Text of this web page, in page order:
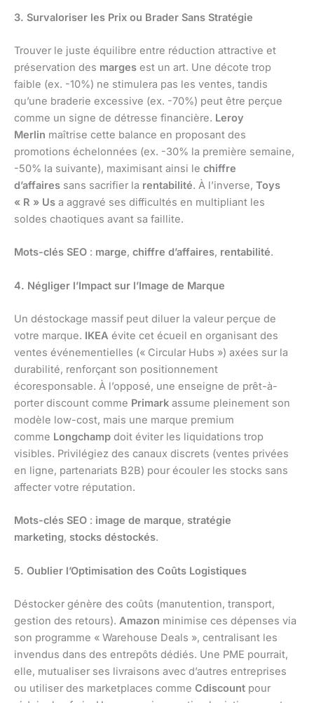
3. Survaloriser les Prix ou Brader Sans Stratégie
Trouver le juste équilibre entre réduction attractive et
préservation des marges est un art. Une décote trop
faible (ex. -10%) ne stimulera pas les ventes, tandis
qu’une braderie excessive (ex. -70%) peut être perçue
comme un signe de détresse financière. Leroy
Merlin maîtrise cette balance en proposant des
promotions échelonnées (ex. -30% la première semaine,
-50% la suivante), maximisant ainsi le chiffre
d’affaires sans sacrifier la rentabilité. À l’inverse, Toys
« R » Us a aggravé ses difficultés en multipliant les
soldes chaotiques avant sa faillite.
Mots-clés SEO : marge, chiffre d’affaires, rentabilité.
4. Négliger l’Impact sur l’Image de Marque
Un déstockage massif peut diluer la valeur perçue de
votre marque. IKEA évite cet écueil en organisant des
ventes événementielles (« Circular Hubs ») axées sur la
durabilité, renforçant son positionnement
écoresponsable. À l’opposé, une enseigne de prêt-à-
porter discount comme Primark assume pleinement son
modèle low-cost, mais une marque premium
comme Longchamp doit éviter les liquidations trop
visibles. Privilégiez des canaux discrets (ventes privées
en ligne, partenariats B2B) pour écouler les stocks sans
affecter votre réputation.
Mots-clés SEO : image de marque, stratégie
marketing, stocks déstockés.
5. Oublier l’Optimisation des Coûts Logistiques
Déstocker génère des coûts (manutention, transport,
gestion des retours). Amazon minimise ces dépenses via
son programme « Warehouse Deals », centralisant les
invendus dans des entrepôts dédiés. Une PME pourrait,
elle, mutualiser ses livraisons avec d’autres entreprises
ou utiliser des marketplaces comme Cdiscount pour